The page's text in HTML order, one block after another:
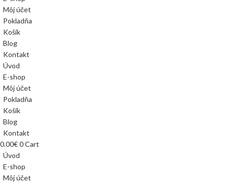
Môj účet
Pokladňa
Košík
Blog
Kontakt
Úvod
E-shop
Môj účet
Pokladňa
Košík
Blog
Kontakt
0.00€0Cart
Úvod
E-shop
Môj účet